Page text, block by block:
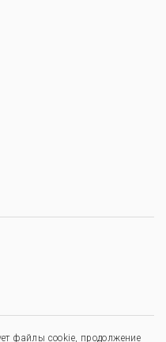
файлы cookie, продолжение